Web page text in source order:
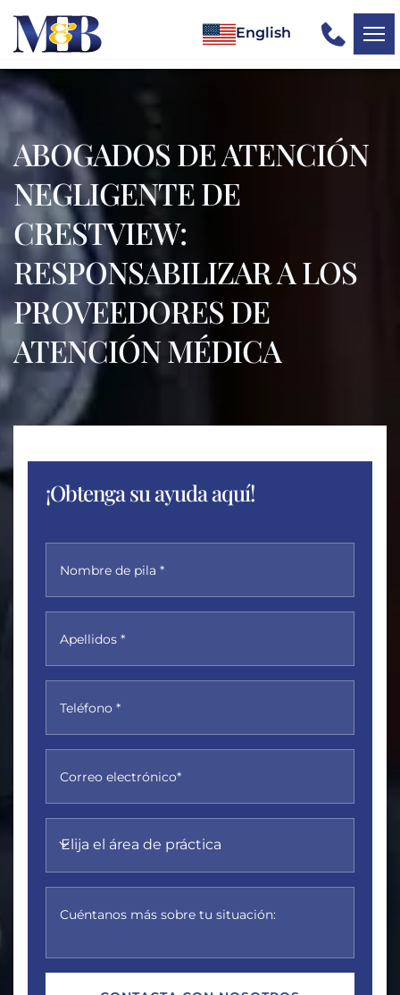
English
ABOGADOS DE ATENCIÓN
NEGLIGENTE DE
CRESTVIEW:
RESPONSABILIZAR A LOS
PROVEEDORES DE
ATENCIÓN MÉDICA
¡Obtenga su ayuda aquí!
Nombre de pila *
Apellidos *
Teléfono *
Correo electrónico*
Elija el área de práctica
Cuéntanos más sobre tu situación: